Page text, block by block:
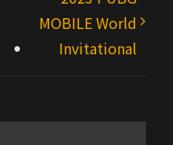
MOBILE World
Invitational